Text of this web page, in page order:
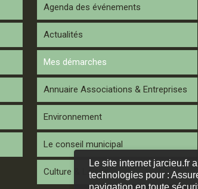
Agenda des événements
Actualités
Mes démarches
Annuaire Associations & Entreprises
Environnement
Le conseil municipal
Culture & Loisirs
Le site internet jarcieu.fr
technologies pour :
navigation en toute